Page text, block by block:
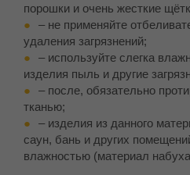
порошки и очень жесткие
– не применяйте
удаления загрязнений;
– используйте слегка
изделия пыль и другие
– после, обязательно
тканью;
– изделия из данного
саун, бань и других
влажностью (материал